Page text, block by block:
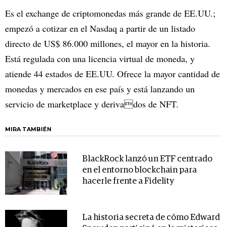
Es el exchange de criptomonedas más grande de EE.UU.;
empezó a cotizar en el Nasdaq a partir de un listado
directo de US$ 86.000 millones, el mayor en la historia.
Está regulada con una licencia virtual de moneda, y
atiende 44 estados de EE.UU. Ofrece la mayor cantidad de
monedas y mercados en ese país y está lanzando un
servicio de marketplace y derivados de NFT.
MIRA TAMBIÉN
BlackRock lanzó un ETF centrado
en el entorno blockchain para
hacerle frente a Fidelity
La historia secreta de cómo Edward